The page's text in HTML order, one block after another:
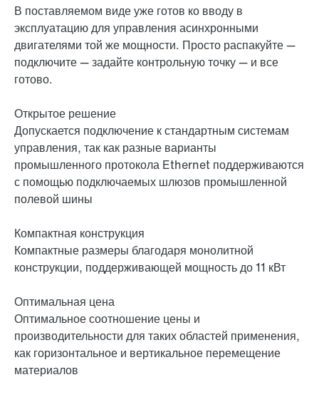
В поставляемом виде уже готов ко вводу в
эксплуатацию для управления асинхронными
двигателями той же мощности. Просто распакуйте —
подключите — задайте контрольную точку — и все
готово.
Открытое решение
Допускается подключение к стандартным системам
управления, так как разные варианты
промышленного протокола Ethernet поддерживаются
с помощью подключаемых шлюзов промышленной
полевой шины
Компактная конструкция
Компактные размеры благодаря монолитной
конструкции, поддерживающей мощность до 11 кВт
Оптимальная цена
Оптимальное соотношение цены и
производительности для таких областей применения,
как горизонтальное и вертикальное перемещение
материалов